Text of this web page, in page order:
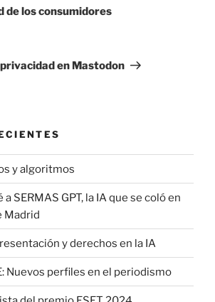
de los consumidores
en Mastodon
y algoritmos
SERMAS GPT, la IA que se coló en
Madrid
y derechos en la IA
Nuevos perfiles en el periodismo